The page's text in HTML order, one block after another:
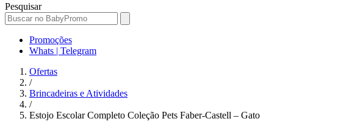
Pesquisar
Promoções
Whats | Telegram
Ofertas
/
Brincadeiras e Atividades
/
Estojo Escolar Completo Coleção Pets Faber-Castell – Gato